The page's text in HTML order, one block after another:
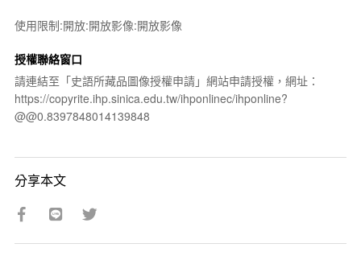
使用限制:開放:開放影像:開放影像
授權聯絡窗口
請連結至「史語所藏品圖像授權申請」網站申請授權，網址：
https://copyrite.ihp.sinica.edu.tw/ihponlinec/ihponline?
@@0.8397848014139848
分享本文